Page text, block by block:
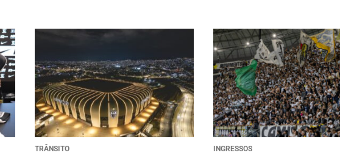
TRÂNSITO INGRESSOS